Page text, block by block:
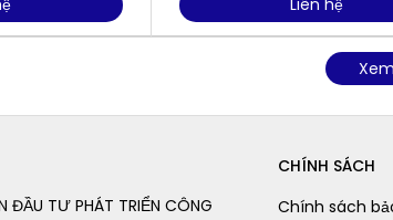
Liên hệ
ĐẦU TƯ PHÁT TRIỂN CÔNG
CHÍNH SÁCH
Chính sách